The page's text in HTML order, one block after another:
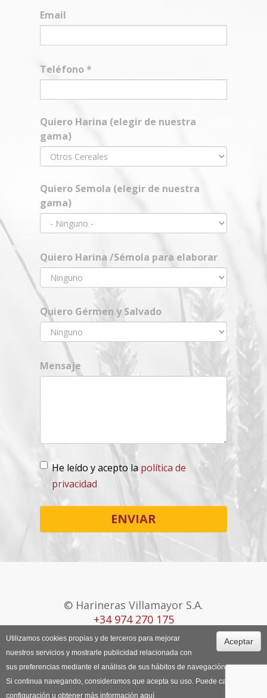
Email
Teléfono*
Quiero Harina (elegir de nuestra
gama)
Quiero Semola (elegir de nuestra
gama)
Quiero Harina /Sémola para elaborar
Quiero Gérmen y Salvado
Mensaje
He leído y acepto la política de
privacidad
Lopd*
ENVIAR
© Harineras Villamayor S.A.
+34 974 270 175
Canal Ético
Aviso Legal
Política de
Cookies
Aceptar
Utilizamos cookies propias y de terceros para mejorar
nuestros servicios y mostrarle publicidad relacionada con
sus preferencias mediante el análisis de sus hábitos de navegación.
Si continua navegando, consideramos que acepta su uso. Puede cambiar la
configuración u obtener más información aquí